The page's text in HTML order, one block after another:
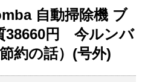
自動掃除機 ブ
38660円 今ルンバ
約の話）(号外)